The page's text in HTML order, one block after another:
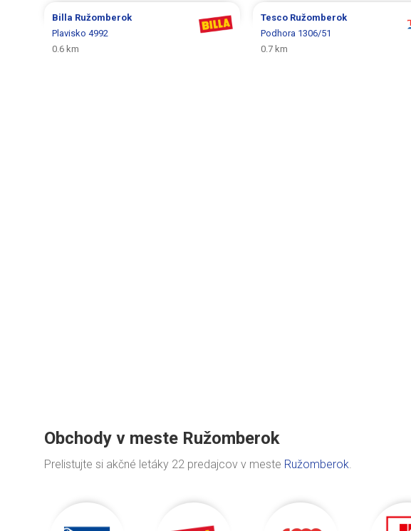
Billa Ružomberok
Plavisko 4992
0.6 km
Tesco Ružomberok
Podhora 1306/51
0.7 km
Obchody v meste Ružomberok
Prelistujte si akčné letáky 22 predajcov v meste Ružomberok.